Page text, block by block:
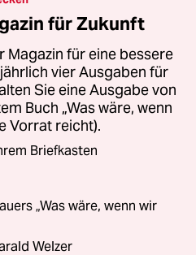
für Zukunft
Magazin für eine bessere
vier Ausgaben für
Sie eine Ausgabe von
Buch „Was wäre, wenn
Vorrat reicht).
Briefkasten
„Was wäre, wenn wir
Welzer